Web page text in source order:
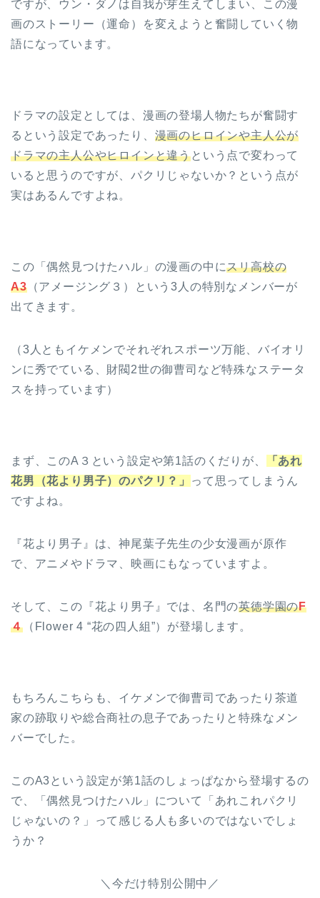
ですが、ウン・ダノは自我が芽生えてしまい、この漫
画のストーリー（運命）を変えようと奮闘していく物
語になっています。
ドラマの設定としては、漫画の登場人物たちが奮闘す
るという設定であったり、 漫画のヒロインや主人公が
ドラマの主人公やヒロインと違うという点で変わって
いると思うのですが、パクリじゃないか？という点が
実はあるんですよね。
この「偶然見つけたハル」の漫画の中にスリ高校の
A3（アメージング３）という3人の特別なメンバーが
出てきます。
（3人ともイケメンでそれぞれスポーツ万能、バイオリ
ンに秀でている、財閥2世の御曹司など特殊なステータ
スを持っています）
まず、このA３という設定や第1話のくだりが、
「あれ
花男（花より男子）のパクリ？」
って思ってしまうん
ですよね。
『花より男子』は、神尾葉子先生の少女漫画が原作
で、アニメやドラマ、映画にもなっていますよ。
そして、この『花より男子』では、名門の英徳学園のF
４（Flower 4 “花の四人組”）が登場します。
もちろんこちらも、イケメンで御曹司であったり茶道
家の跡取りや総合商社の息子であったりと特殊なメン
バーでした。
このA3という設定が第1話のしょっぱなから登場するの
で、「偶然見つけたハル」について「あれこれパクリ
じゃないの？」って感じる人も多いのではないでしょ
うか？
＼今だけ特別公開中／